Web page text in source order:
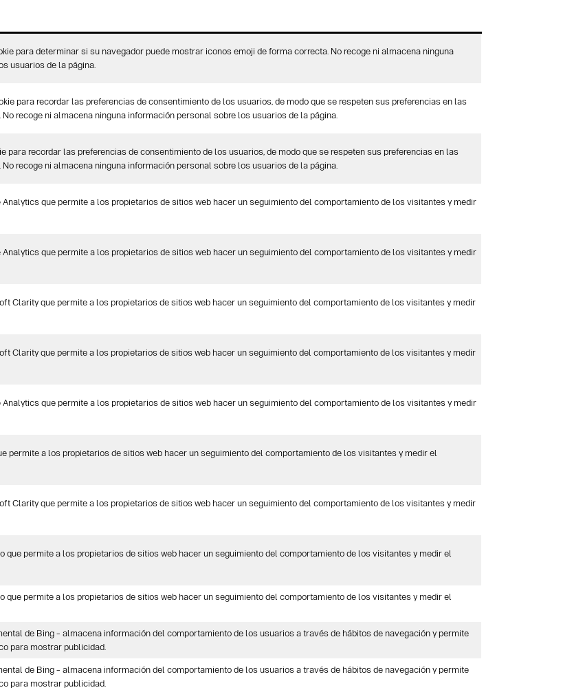
para determinar si su navegador puede mostrar iconos emoji de forma correcta. No recoge ni almacena ninguna
usuarios de la página.
para recordar las preferencias de consentimiento de los usuarios, de modo que se respeten sus preferencias en las
recoge ni almacena ninguna información personal sobre los usuarios de la página.
para recordar las preferencias de consentimiento de los usuarios, de modo que se respeten sus preferencias en las
recoge ni almacena ninguna información personal sobre los usuarios de la página.
Analytics que permite a los propietarios de sitios web hacer un seguimiento del comportamiento de los visitantes y medir
Analytics que permite a los propietarios de sitios web hacer un seguimiento del comportamiento de los visitantes y medir
Clarity que permite a los propietarios de sitios web hacer un seguimiento del comportamiento de los visitantes y medir
Clarity que permite a los propietarios de sitios web hacer un seguimiento del comportamiento de los visitantes y medir
Analytics que permite a los propietarios de sitios web hacer un seguimiento del comportamiento de los visitantes y medir
permite a los propietarios de sitios web hacer un seguimiento del comportamiento de los visitantes y medir el
Clarity que permite a los propietarios de sitios web hacer un seguimiento del comportamiento de los visitantes y medir
que permite a los propietarios de sitios web hacer un seguimiento del comportamiento de los visitantes y medir el
que permite a los propietarios de sitios web hacer un seguimiento del comportamiento de los visitantes y medir el
de Bing – almacena información del comportamiento de los usuarios a través de hábitos de navegación y permite
para mostrar publicidad.
de Bing – almacena información del comportamiento de los usuarios a través de hábitos de navegación y permite
para mostrar publicidad.